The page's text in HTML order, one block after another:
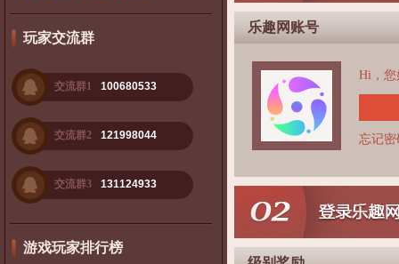
玩家交流群
交流群1 100680533
交流群2 121998044
交流群3 131124933
游戏玩家排行榜
乐趣网账号
Hi，您
忘记密